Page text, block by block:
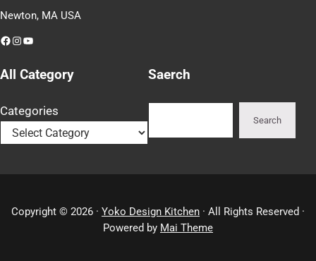
Newton, MA USA
Facebook
Instagram
YouTube
All Category
Categories
Saerch
Search
Copyright © 2026 · Yoko Design Kitchen · All Rights Reserved ·
Powered by Mai Theme